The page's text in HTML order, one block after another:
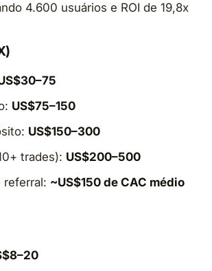
4.600 usuários e ROI de 19,8x
US$75–150
US$150–300
trades): US$200–500
referral: ~US$150 de CAC médio